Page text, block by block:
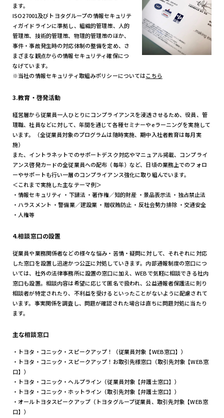
ます。
ISO27001及びトヨタグループの情報セキュリテ
ィガイドラインに準拠し、組織的管理策、人的
管理策、技術的管理策、物理的管理策のほか、
事件・事故発生時の対応体制の整備を定め、さ
まざまな観点からの情報セキュリティ確保につ
なげています。
※当社の情報セキュリティ取組みポリシーについてはこちら
3.教育・啓発活動
経営層から従業員一人ひとりにコンプライアンスを浸透させるため、役員、管
理職、社員などに対して、年間を通じて各種セミナーやeラーニングを実施して
います。（全従業員対象のプログラムは随時実施、期中入社者教育は毎月実
施）
また、イントラネットでのサポートデスク対応やマニュアル掲載、コンプライ
アンス啓発カードの全従業員への配布（毎年）など、日頃の業務上でのフォロ
ーやサポートも行い一層のコンプライアンス強化に取り組んでいます。
＜これまで実施した主なテーマ例＞
・情報セキュリティ ・下請法 ・著作権／知的財産 ・景品表示法 ・独占禁止法
・ハラスメント ・警備業／建設業 ・贈収賄防止 ・反社会勢力排除 ・交通安全
・人権等
4.相談窓口の設置
従業員や業務関係者などの様々な悩み・苦情・疑問に対して、それぞれに対応
した窓口を設置し迅速かつ公正に対処していきます。内部通報制度の窓口につ
いては、社外の法律事務所に設置の窓口に加え、WEBで気軽に相談できる社内
窓口も設置。相談内容は希望に応じて匿名で扱われ、公益通報者保護法に則り
相談者が特定されたり、不利益を受けるといったことがないように配慮されて
います。事実関係を調査し、問題が確認された場合は直ちに問題対処に当たり
ます。
主な相談窓口
・トヨタ・コニック・スピークアップ！（従業員対象【WEB窓口】）
・トヨタ・コニック・スピークアップ！お取引先様窓口（取引先対象【WEB窓
口】）
・トヨタ・コニック・ヘルプライン（従業員対象【弁護士窓口】）
・トヨタ・コニック・ホットライン（取引先対象【弁護士窓口】）
・オールトヨタスピークアップ（トヨタグループ従業員、取引先対象【WEB窓
口】）